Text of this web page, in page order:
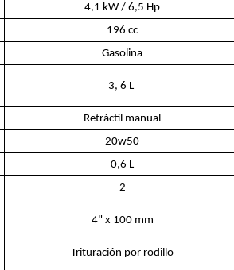
4,1 kW / 6,5 Hp
196 cc
Gasolina
3, 6 L
Retráctil manual
20w50
0,6 L
2
4" x 100 mm
Trituración por rodillo